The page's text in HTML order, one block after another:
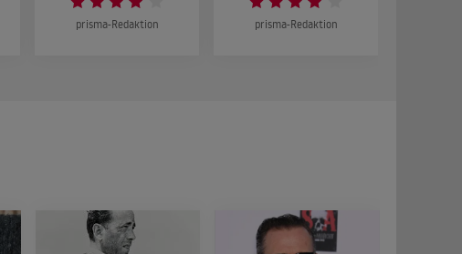
prisma-Redaktion prisma-Redaktion